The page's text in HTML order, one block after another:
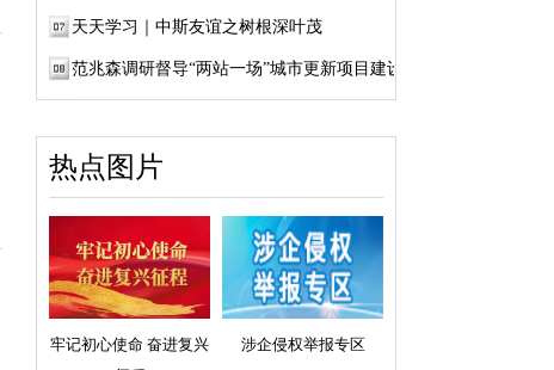
天天学习｜中斯友谊之树根深叶茂
范兆森调研督导“两站一场”城市更新项目建设
热点图片
牢记初心使命 奋进复兴
涉企侵权举报专区